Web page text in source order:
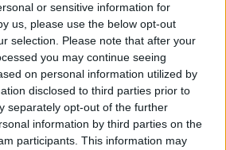
or sensitive information for
us, please use the below opt-out
selection. Please note that after your
you may continue seeing
on personal information utilized by
disclosed to third parties prior to
separately opt-out of the further
information by third parties on the
participants. This information may